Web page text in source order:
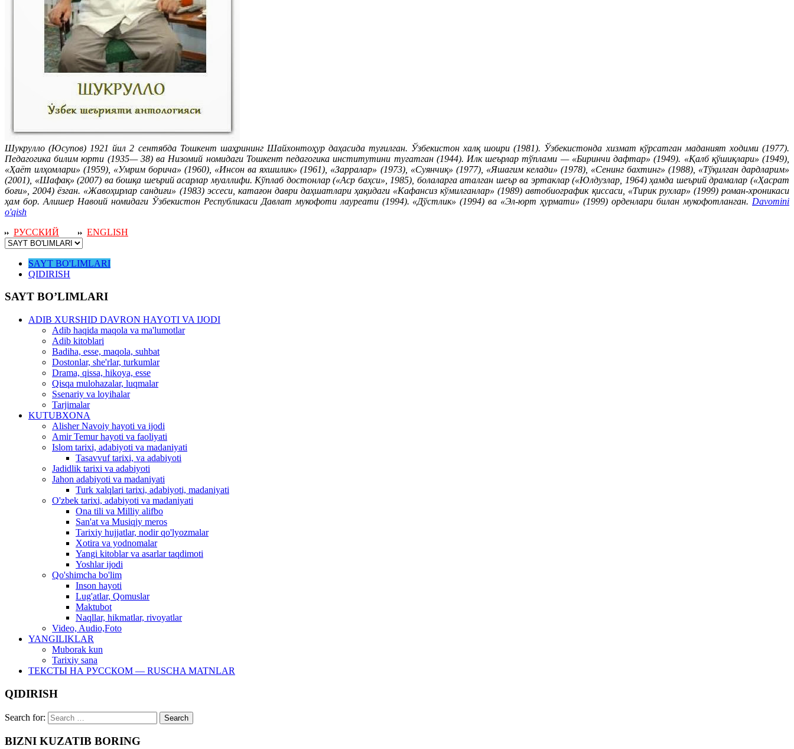
Шукрулло (Юсупов) 1921 йил 2 сентябда Тошкент шаҳрининг Шайхонтоҳур даҳасида туғилган. Ўзбекистон халқ шоири (1981). Ўзбекистонда хизмат кўрсатган маданият ходими (1977).
Педагогика билим юрти (1935— 38) ва Низомий номидаги Тошкент педагогика институтини тугатган (1944). Илк шеърлар тўплами — «Биринчи дафтар» (1949). «Қалб қўшиқлари» (1949),
«Ҳаёт илҳомлари» (1959), «Умрим борича» (1960), «Инсон ва яхшилик» (1961), «Зарралар» (1973), «Суянчиқ» (1977), «Яшагим келади» (1978), «Сенинг бахтинг» (1988), «Тўқилган дардларим»
(2001), «Шафақ» (2007) ва бошқа шеърий асарлар муаллифи. Кўплаб достонлар («Аср баҳси», 1985), болаларга аталган шеър ва эртаклар («Юлдузлар, 1964) ҳамда шеърий драмалар («Ҳасрат
боғи», 2004) ёзган. «Жавоҳирлар сандиғи» (1983) эссеси, катағон даври даҳшатлари ҳақидаги «Кафансиз кўмилганлар» (1989) автобиографик қиссаси, «Тирик рухлар» (1999) роман-хроникаси
ҳам бор. Алишер Навоий номидаги Ўзбекистон Республикаси Давлат мукофоти лауреати (1994). «Дўстлик» (1994) ва «Эл-юрт ҳурмати» (1999) орденлари билан мукофотланган. Davomini
o'qish
РУССКИЙ
ENGLISH
SAYT BO'LIMLARI
QIDIRISH
SAYT BO’LIMLARI
ADIB XURSHID DAVRON HAYOTI VA IJODI
Adib haqida maqola va ma'lumotlar
Adib kitoblari
Badiha, esse, maqola, suhbat
Dostonlar, she'rlar, turkumlar
Drama, qissa, hikoya, esse
Qisqa mulohazalar, luqmalar
Ssenariy va loyihalar
Tarjimalar
KUTUBXONA
Alisher Navoiy hayoti va ijodi
Amir Temur hayoti va faoliyati
Islom tarixi, adabiyoti va madaniyati
Tasavvuf tarixi, va adabiyoti
Jadidlik tarixi va adabiyoti
Jahon adabiyoti va madaniyati
Turk xalqlari tarixi, adabiyoti, madaniyati
O'zbek tarixi, adabiyoti va madaniyati
Ona tili va Milliy alifbo
San'at va Musiqiy meros
Tarixiy hujjatlar, nodir qo'lyozmalar
Xotira va yodnomalar
Yangi kitoblar va asarlar taqdimoti
Yoshlar ijodi
Qo'shimcha bo'lim
Inson hayoti
Lug'atlar, Qomuslar
Maktubot
Naqllar, hikmatlar, rivoyatlar
Video, Audio,Foto
YANGILIKLAR
Muborak kun
Tarixiy sana
ТЕКСТЫ НА РУССКОМ — RUSCHA MATNLAR
QIDIRISH
Search for:
BIZNI KUZATIB BORING